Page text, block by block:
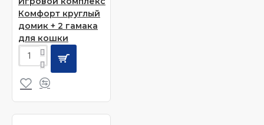
Комфорт круглый
домик + 2 гамака
для кошки